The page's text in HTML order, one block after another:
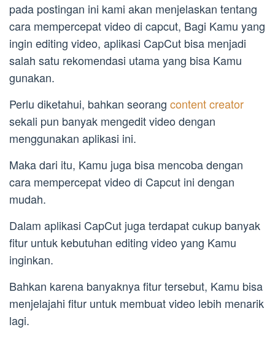
pada postingan ini kami akan menjelaskan tentang
cara mempercepat video di capcut, Bagi Kamu yang
ingin editing video, aplikasi CapCut bisa menjadi
salah satu rekomendasi utama yang bisa Kamu
gunakan.
Perlu diketahui, bahkan seorang content creator
sekali pun banyak mengedit video dengan
menggunakan aplikasi ini.
Maka dari itu, Kamu juga bisa mencoba dengan
cara mempercepat video di Capcut ini dengan
mudah.
Dalam aplikasi CapCut juga terdapat cukup banyak
fitur untuk kebutuhan editing video yang Kamu
inginkan.
Bahkan karena banyaknya fitur tersebut, Kamu bisa
menjelajahi fitur untuk membuat video lebih menarik
lagi.